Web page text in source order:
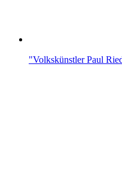
"Volkskünstler Paul